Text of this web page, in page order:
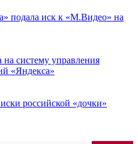
подала иск к «М.Видео» на
систему управления
«Яндекса»
российской «дочки»